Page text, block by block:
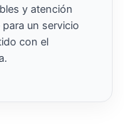
y atención
un servicio
con el